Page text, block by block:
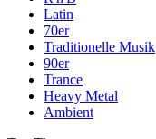
Latin
70er
Traditionelle Musik
90er
Trance
Heavy Metal
Ambient